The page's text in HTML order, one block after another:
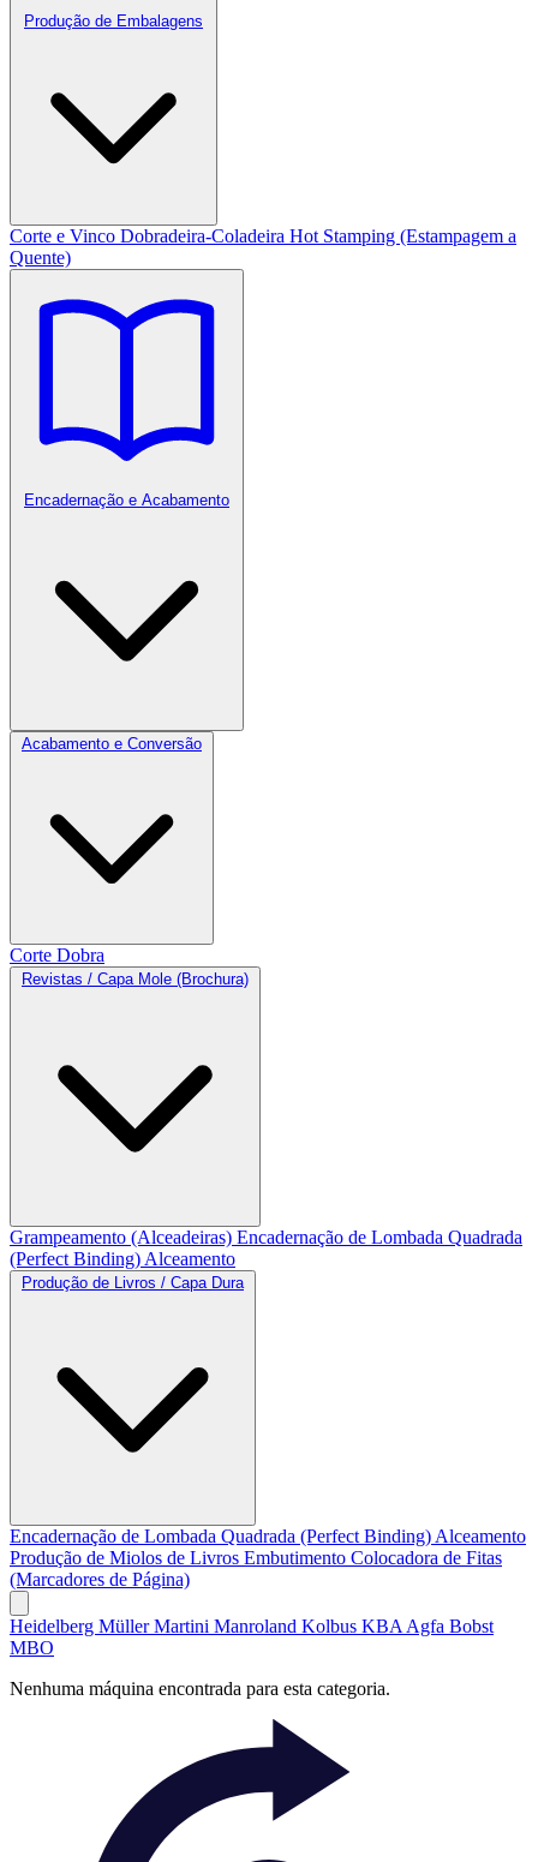
Produção de Embalagens
Corte e Vinco Dobradeira-Coladeira Hot Stamping (Estampagem a
Quente)
Encadernação e Acabamento
Acabamento e Conversão
Corte Dobra
Revistas / Capa Mole (Brochura)
Grampeamento (Alceadeiras) Encadernação de Lombada Quadrada
(Perfect Binding) Alceamento
Produção de Livros / Capa Dura
Encadernação de Lombada Quadrada (Perfect Binding) Alceamento
Produção de Miolos de Livros Embutimento Colocadora de Fitas
(Marcadores de Página)
Heidelberg Müller Martini Manroland Kolbus KBA Agfa Bobst
MBO
Nenhuma máquina encontrada para esta categoria.